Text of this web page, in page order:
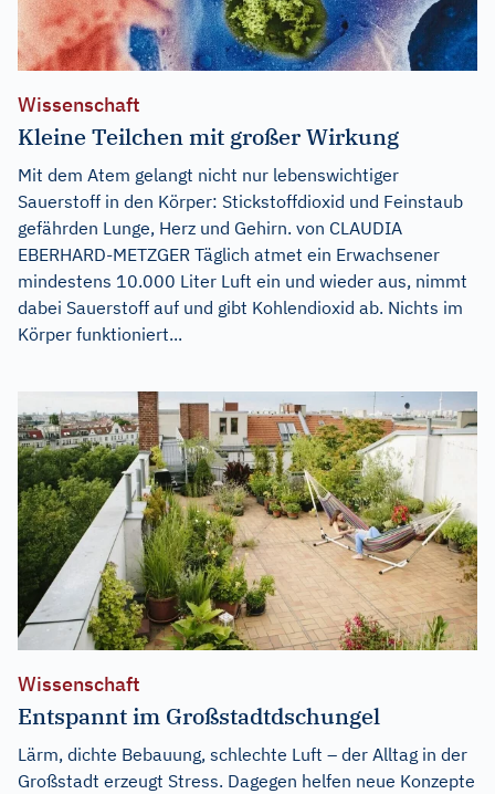
Wissenschaft
Kleine Teilchen mit großer Wirkung
Mit dem Atem gelangt nicht nur lebenswichtiger
Sauerstoff in den Körper: Stickstoffdioxid und Feinstaub
gefährden Lunge, Herz und Gehirn. von CLAUDIA
EBERHARD-METZGER Täglich atmet ein Erwachsener
mindestens 10.000 Liter Luft ein und wieder aus, nimmt
dabei Sauerstoff auf und gibt Kohlendioxid ab. Nichts im
Körper funktioniert...
Wissenschaft
Entspannt im Großstadtdschungel
Lärm, dichte Bebauung, schlechte Luft – der Alltag in der
Großstadt erzeugt Stress. Dagegen helfen neue Konzepte